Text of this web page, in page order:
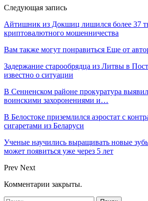
Следующая запись
Айтишник из Докшиц лишился более 37
криптовалютного мошенничества
Вам также могут понравиться Еще от
Задержание старообрядца из Литвы в
известно о ситуации
В Сенненском районе прокуратура
воинскими захоронениями и…
В Белостоке приземлился аэростат с
сигаретами из Беларуси
Ученые научились выращивать новые
может появиться уже через 5 лет
Prev Next
Комментарии закрыты.